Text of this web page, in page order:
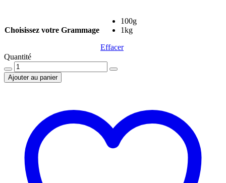
Choisissez votre Grammage
100g
1kg
Effacer
QuantitéQuantité
Ajouter au panier